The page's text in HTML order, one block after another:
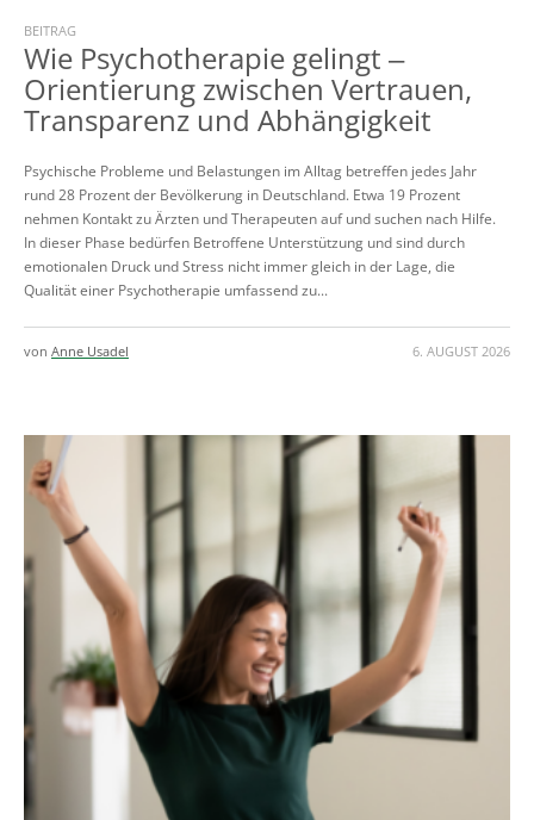
BEITRAG
Wie Psychotherapie gelingt ‒
Orientierung zwischen Vertrauen,
Transparenz und Abhängigkeit
Psychische Probleme und Belastungen im Alltag betreffen jedes Jahr
rund 28 Prozent der Bevölkerung in Deutschland. Etwa 19 Prozent
nehmen Kontakt zu Ärzten und Therapeuten auf und suchen nach Hilfe.
In dieser Phase bedürfen Betroffene Unterstützung und sind durch
emotionalen Druck und Stress nicht immer gleich in der Lage, die
Qualität einer Psychotherapie umfassend zu...
6. AUGUST 2026
von Anne Usadel